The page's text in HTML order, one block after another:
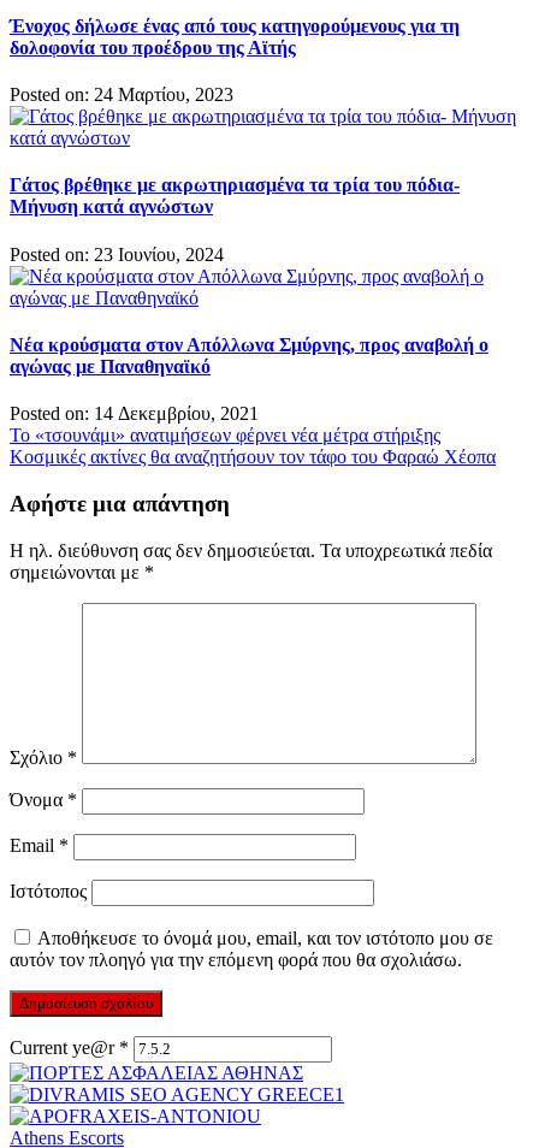
Ένοχος δήλωσε ένας από τους κατηγορούμενους για τη
δολοφονία του προέδρου της Αϊτής
Posted on: 24 Μαρτίου, 2023
Γάτος βρέθηκε με ακρωτηριασμένα τα τρία του πόδια-
Μήνυση κατά αγνώστων
Posted on: 23 Ιουνίου, 2024
Νέα κρούσματα στον Απόλλωνα Σμύρνης, προς αναβολή ο
αγώνας με Παναθηναϊκό
Posted on: 14 Δεκεμβρίου, 2021
Πλοήγηση
άρθρων
Το «τσουνάμι» ανατιμήσεων φέρνει νέα μέτρα στήριξης
Κοσμικές ακτίνες θα αναζητήσουν τον τάφο του Φαραώ Χέοπα
Αφήστε μια απάντηση
Η ηλ. διεύθυνση σας δεν δημοσιεύεται. Τα υποχρεωτικά πεδία
σημειώνονται με *
Σχόλιο *
Όνομα *
Email *
Ιστότοπος
Αποθήκευσε το όνομά μου, email, και τον ιστότοπο μου σε
αυτόν τον πλοηγό για την επόμενη φορά που θα σχολιάσω.
Current ye@r *
Athens Escorts